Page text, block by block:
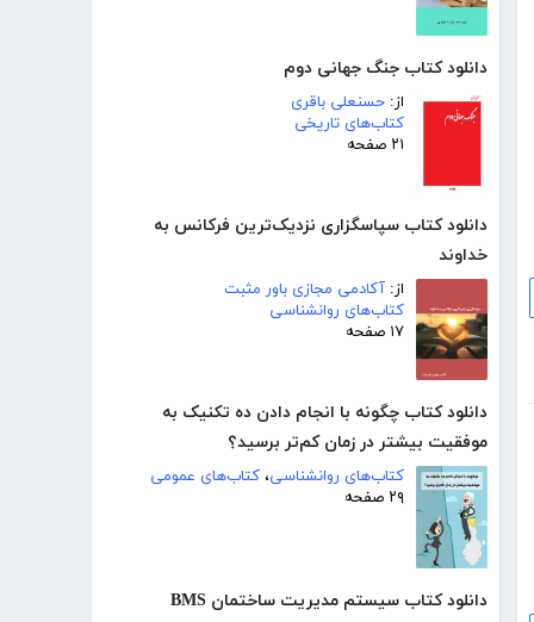
دانلود کتاب جنگ جهانی دوم
از: حسنعلی باقری
کتاب‌های تاریخی
۲۱ صفحه
دانلود کتاب سپاسگزاری نزدیک‌ترین فرکانس به
خداوند
از: آکادمی مجازی باور مثبت
کتاب‌های روانشناسی
۱۷ صفحه
دانلود کتاب چگونه با انجام دادن ده تکنیک به
موفقیت بیشتر در زمان کم‌تر برسید؟
کتاب‌های روانشناسی، کتاب‌های عمومی
۲۹ صفحه
دانلود کتاب سیستم مدیریت ساختمان BMS